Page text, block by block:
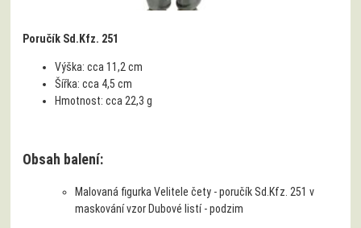
Poručík Sd.Kfz. 251
Výška:cca 11,2 cm
Šířka:cca 4,5 cm
Hmotnost:cca 22,3 g
Obsah balení:
Malovaná figurka Velitele čety - poručík Sd.Kfz. 251 v
maskování vzor Dubové listí - podzim